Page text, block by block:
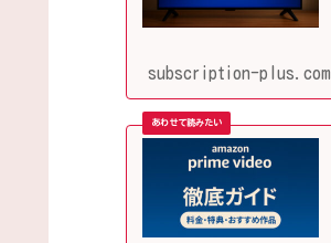
subscription-plus.com